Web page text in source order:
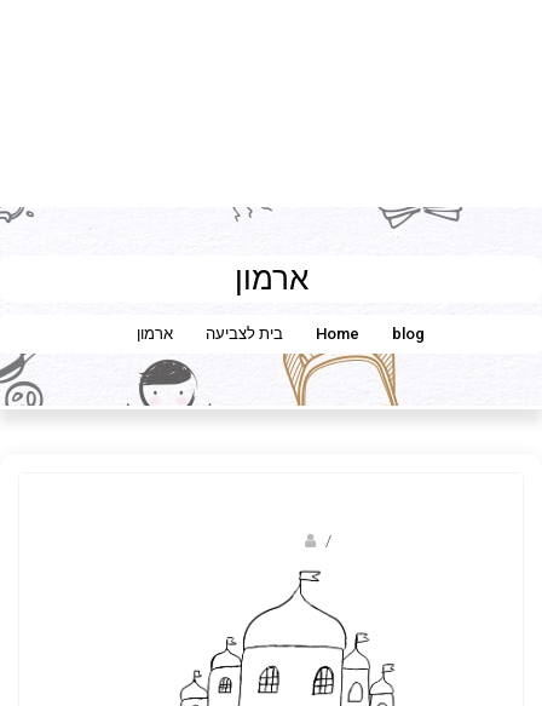
ארמון
Home blog בית לצביעה ארמון
/